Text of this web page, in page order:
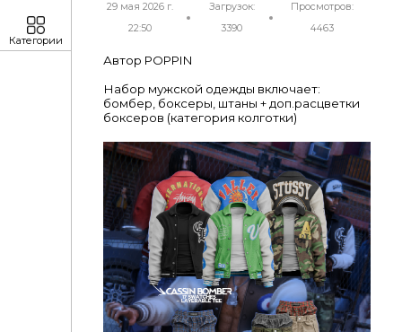
29 мая 2026 г.
22:50
Загрузок:
3390
Просмотров:
4463
Автор POPPIN
Набор мужской одежды включает:
бомбер, боксеры, штаны + доп.расцветки
боксеров (категория колготки)
Категории